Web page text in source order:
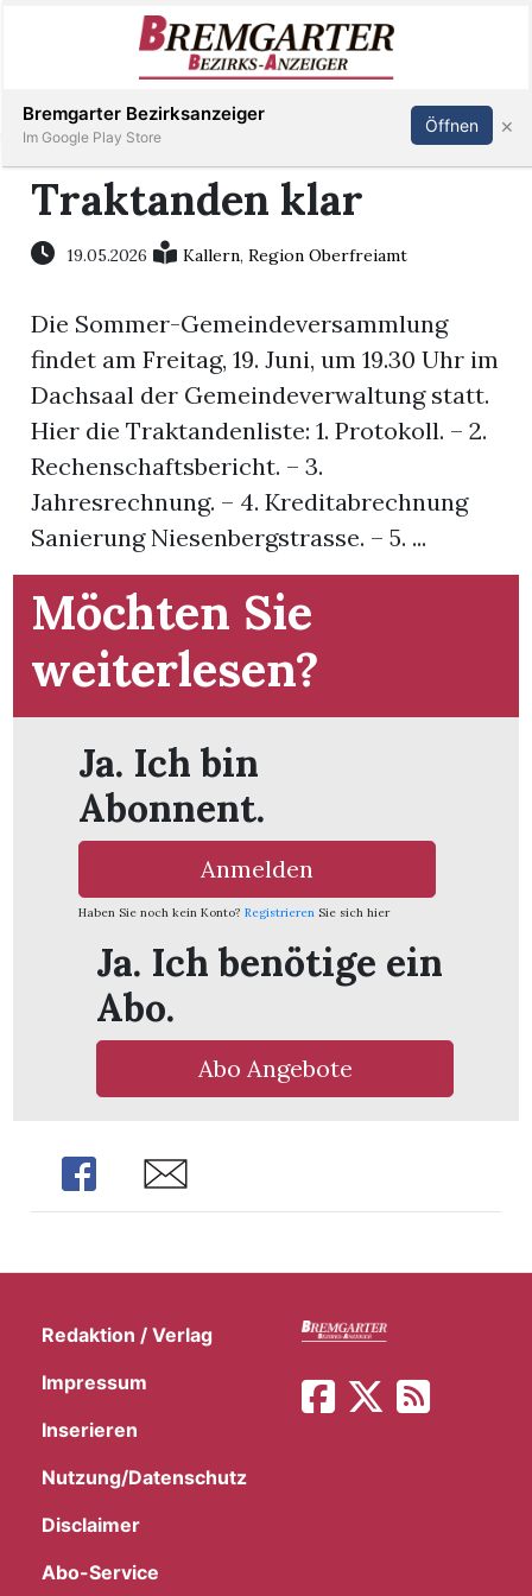
Immobilien
Stellen
E-
Paper
Newsletter
App
Bremgarten
Inserieren Abonnieren Anmelden
Traktanden klar
19.05.2026 Kallern,Region Oberfreiamt
Die Sommer-Gemeindeversammlung
findet am Freitag, 19. Juni, um 19.30 Uhr im
Dachsaal der Gemeindeverwaltung statt.
Hier die Traktandenliste: 1. Protokoll. – 2.
Rechenschaftsbericht. – 3.
Jahresrechnung. – 4. Kreditabrechnung
Sanierung Niesenbergstrasse. – 5. ...
Möchten Sie
weiterlesen?
Ja. Ich bin
Abonnent.
Anmelden
Haben Sie noch kein Konto? Registrieren Sie sich hier
Ja. Ich benötige ein
Abo.
Abo Angebote
Share Share
Redaktion / Verlag
Impressum
Inserieren
Nutzung/Datenschutz
Disclaimer
Abo-Service
Bremgarter Bezirksanzeiger
Im Google Play Store
Öffnen ×